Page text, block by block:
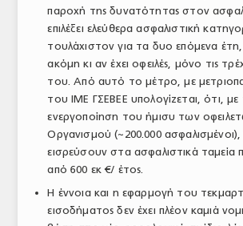
παροχή της δυνατότητας στον
επιλέξει ελεύθερα ασφαλιστική
τουλάχιστον για τα δυο επόμενα
ακόμη κι αν έχει οφειλές, μόνο τις
του. Από αυτό το μέτρο, με
του ΙΜΕ ΓΣΕΒΕΕ υπολογίζεται, ότι, με
ενεργοποίηση του ήμισυ των
Οργανισμού (~200.000
εισρεύσουν στα ασφαλιστικά ταμεία
από 600 εκ €/ έτος.
Η έννοια και η εφαρμογή του
εισοδήματος δεν έχει πλέον καμιά